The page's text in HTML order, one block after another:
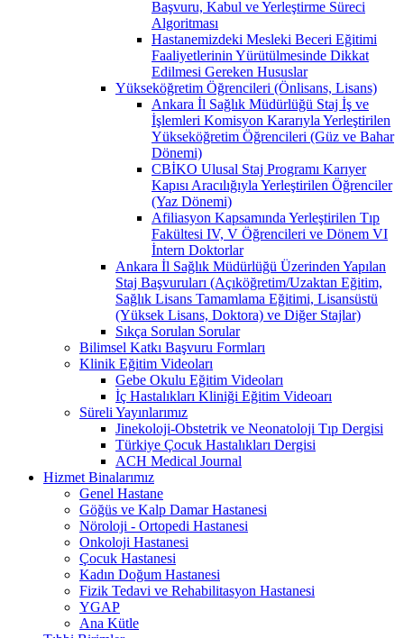
Başvuru, Kabul ve Yerleştirme Süreci
Algoritması
Hastanemizdeki Mesleki Beceri Eğitimi
Faaliyetlerinin Yürütülmesinde Dikkat
Edilmesi Gereken Hususlar
Yükseköğretim Öğrencileri (Önlisans, Lisans)
Ankara İl Sağlık Müdürlüğü Staj İş ve
İşlemleri Komisyon Kararıyla Yerleştirilen
Yükseköğretim Öğrencileri (Güz ve Bahar
Dönemi)
CBİKO Ulusal Staj Programı Karıyer
Kapısı Aracılığıyla Yerleştirilen Öğrenciler
(Yaz Dönemi)
Afiliasyon Kapsamında Yerleştirilen Tıp
Fakültesi IV, V Öğrencileri ve Dönem VI
İntern Doktorlar
Ankara İl Sağlık Müdürlüğü Üzerinden Yapılan
Staj Başvuruları (Açıköğretim/Uzaktan Eğitim,
Sağlık Lisans Tamamlama Eğitimi, Lisansüstü
(Yüksek Lisans, Doktora) ve Diğer Stajlar)
Sıkça Sorulan Sorular
Bilimsel Katkı Başvuru Formları
Klinik Eğitim Videoları
Gebe Okulu Eğitim Videoları
İç Hastalıkları Kliniği Eğitim Videoarı
Süreli Yayınlarımız
Jinekoloji-Obstetrik ve Neonatoloji Tıp Dergisi
Türkiye Çocuk Hastalıkları Dergisi
ACH Medical Journal
Hizmet Binalarımız
Genel Hastane
Göğüs ve Kalp Damar Hastanesi
Nöroloji - Ortopedi Hastanesi
Onkoloji Hastanesi
Çocuk Hastanesi
Kadın Doğum Hastanesi
Fizik Tedavi ve Rehabilitasyon Hastanesi
YGAP
Ana Kütle